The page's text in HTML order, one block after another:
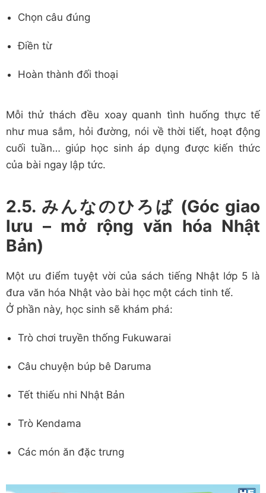
Chọn câu đúng
Điền từ
Hoàn thành đối thoại
Mỗi thử thách đều xoay quanh tình huống thực tế
như mua sắm, hỏi đường, nói về thời tiết, hoạt động
cuối tuần… giúp học sinh áp dụng được kiến thức
của bài ngay lập tức.
2.5. みんなのひろば (Góc giao
lưu – mở rộng văn hóa Nhật
Bản)
Một ưu điểm tuyệt vời của sách tiếng Nhật lớp 5 là
đưa văn hóa Nhật vào bài học một cách tinh tế.
Ở phần này, học sinh sẽ khám phá:
Trò chơi truyền thống Fukuwarai
Câu chuyện búp bê Daruma
Tết thiếu nhi Nhật Bản
Trò Kendama
Các món ăn đặc trưng